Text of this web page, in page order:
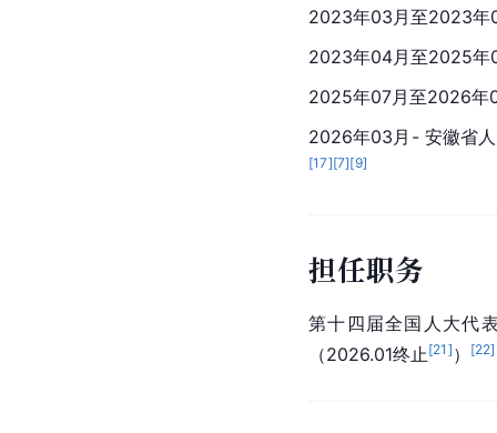
2023年03月至2023年
2023年04月至2025年
2025年07月至2026年
2026年03月- 安徽省人
[17][7][9]
担任职务
第十四届全国人大代
（2026.01终止 [21 ] ） [22]